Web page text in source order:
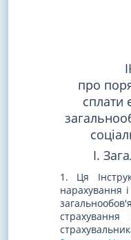
про
сплати
I.
1. Ця
нарахування